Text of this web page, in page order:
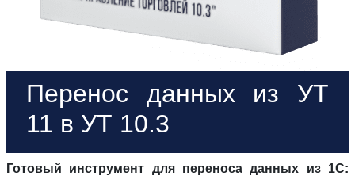
Перенос данных из УТ
11 в УТ 10.3
Готовый инструмент для переноса данных из 1С: